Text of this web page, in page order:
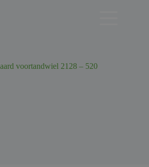
voortandwiel 2128 – 520